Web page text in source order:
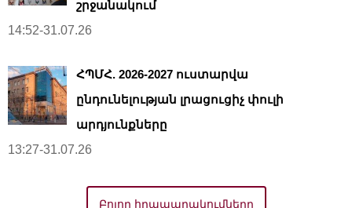
շրջանակում
14:52-31.07.26
ՀՊՄՀ. 2026-2027 ուստարվա
ընդունելության լրացուցիչ փուլի
արդյունքները
13:27-31.07.26
Բոլոր հրապարակումները